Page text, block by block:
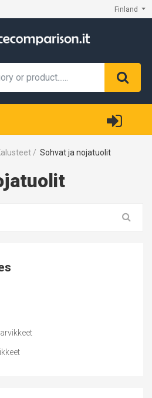
Finland
/ Sohvat ja nojatuolit